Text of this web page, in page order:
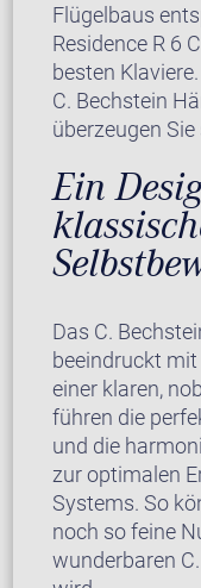
Flügelbaus
Residence R 6
besten
C. Bechstein
überzeugen
Ein
Das C.
beeindruckt
einer klaren,
führen die
und die
zur optimalen
Systems. So
noch so feine
wunderbaren